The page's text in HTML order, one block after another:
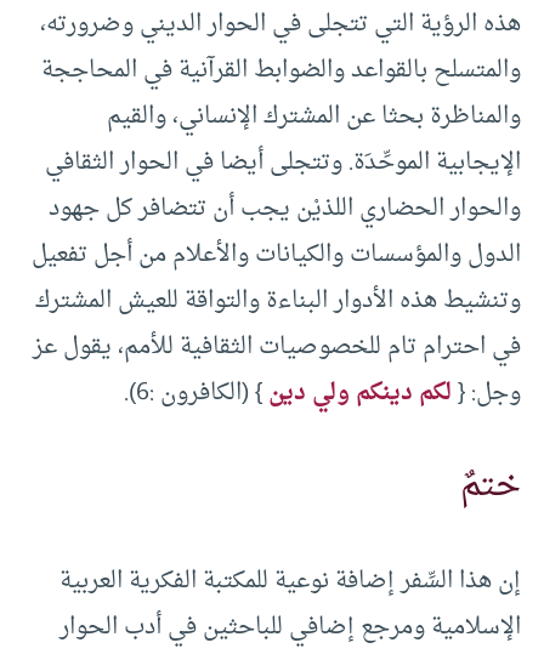
هذه الرؤية التي تتجلى في الحوار الديني وضرورته،
والمتسلح بالقواعد والضوابط القرآنية في المحاججة
والمناظرة بحثا عن المشترك الإنساني، والقيم
الإيجابية الموحِّدَة. وتتجلى أيضا في الحوار الثقافي
والحوار الحضاري اللذيْن يجب أن تتضافر كل جهود
الدول والمؤسسات والكيانات والأعلام من أجل تفعيل
وتنشيط هذه الأدوار البناءة والتواقة للعيش المشترك
في احترام تام للخصوصيات الثقافية للأمم، يقول عز
وجل: {لكم دينكم ولي دين} (الكافرون :6).
ختمٌ
إن هذا السِّفر إضافة نوعية للمكتبة الفكرية العربية
الإسلامية ومرجع إضافي للباحثين في أدب الحوار